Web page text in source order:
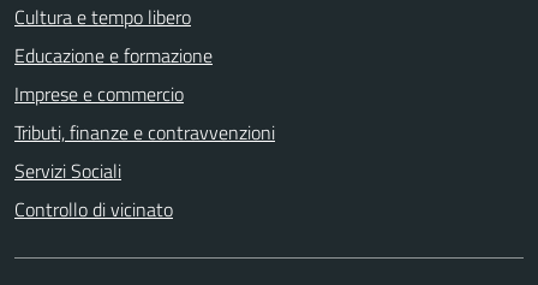
Cultura e tempo libero
Educazione e formazione
Imprese e commercio
Tributi, finanze e contravvenzioni
Servizi Sociali
Controllo di vicinato